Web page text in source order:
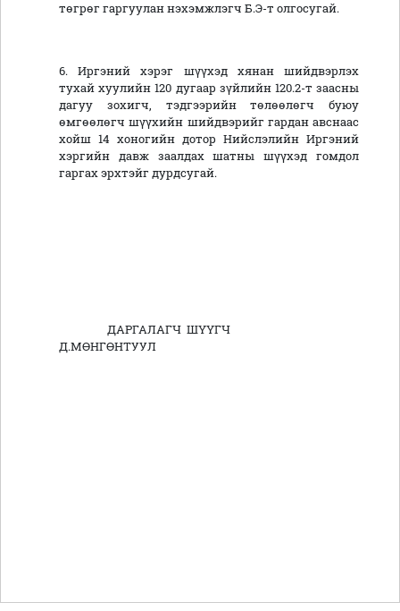
төгрөг гаргуулан нэхэмжлэгч Б.Э-т олгосугай.
6. Иргэний хэрэг шүүхэд хянан шийдвэрлэх
тухай хуулийн 120 дугаар зүйлийн 120.2-т заасны
дагуу зохигч, тэдгээрийн төлөөлөгч буюу
өмгөөлөгч шүүхийн шийдвэрийг гардан авснаас
хойш 14 хоногийн дотор Нийслэлийн Иргэний
хэргийн давж заалдах шатны шүүхэд гомдол
гаргах эрхтэйг дурдсугай.
ДАРГАЛАГЧ ШҮҮГЧ
Д.МӨНГӨНТУУЛ